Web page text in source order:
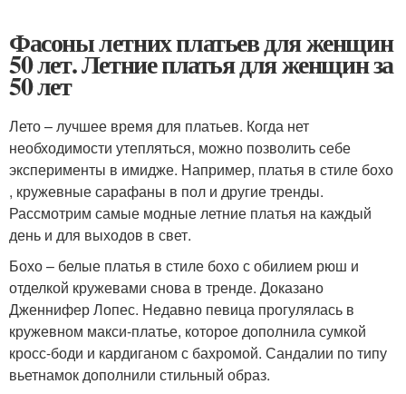
Фасоны летних платьев для женщин
50 лет. Летние платья для женщин за
50 лет
Лето – лучшее время для платьев. Когда нет
необходимости утепляться, можно позволить себе
эксперименты в имидже. Например, платья в стиле бохо
, кружевные сарафаны в пол и другие тренды.
Рассмотрим самые модные летние платья на каждый
день и для выходов в свет.
Бохо – белые платья в стиле бохо с обилием рюш и
отделкой кружевами снова в тренде. Доказано
Дженнифер Лопес. Недавно певица прогулялась в
кружевном макси-платье, которое дополнила сумкой
кросс-боди и кардиганом с бахромой. Сандалии по типу
вьетнамок дополнили стильный образ.